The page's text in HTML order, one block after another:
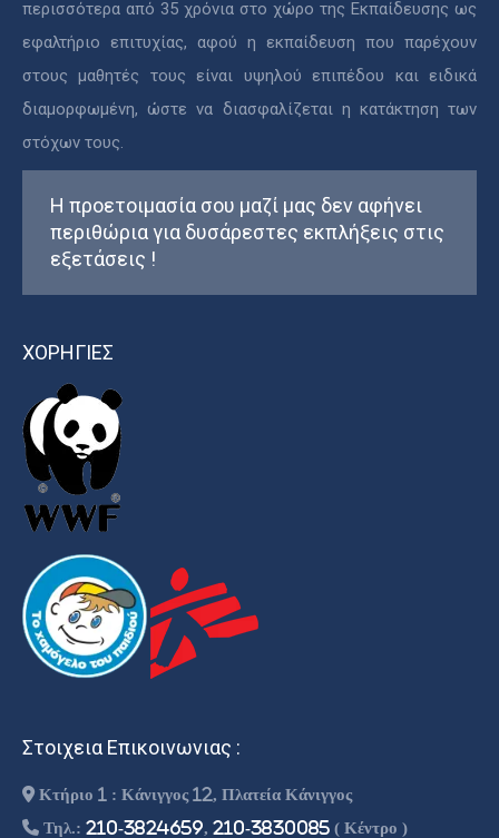
περισσότερα από 35 χρόνια στο χώρο της Εκπαίδευσης ως
εφαλτήριο επιτυχίας, αφού η εκπαίδευση που παρέχουν
στους μαθητές τους είναι υψηλού επιπέδου και ειδικά
διαμορφωμένη, ώστε να διασφαλίζεται η κατάκτηση των
στόχων τους.
Η προετοιμασία σου μαζί μας δεν αφήνει
περιθώρια για δυσάρεστες εκπλήξεις στις
εξετάσεις !
ΧΟΡΗΓΙΕΣ
Στοιχεια Επικοινωνιας :
Κτήριο 1 : Κάνιγγος 12, Πλατεία Κάνιγγος
Τηλ.: 210-3824659 210-3830085 ( Κέντρο )